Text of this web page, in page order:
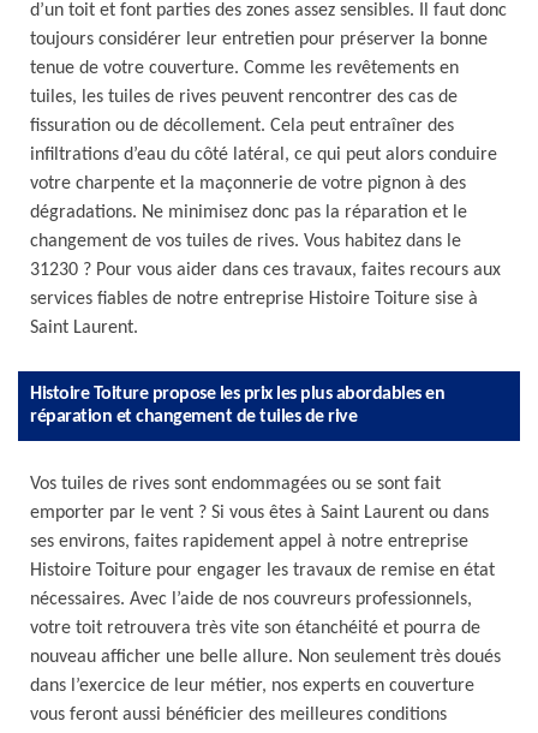
d’un toit et font parties des zones assez sensibles. Il faut donc
toujours considérer leur entretien pour préserver la bonne
tenue de votre couverture. Comme les revêtements en
tuiles, les tuiles de rives peuvent rencontrer des cas de
fissuration ou de décollement. Cela peut entraîner des
infiltrations d’eau du côté latéral, ce qui peut alors conduire
votre charpente et la maçonnerie de votre pignon à des
dégradations. Ne minimisez donc pas la réparation et le
changement de vos tuiles de rives. Vous habitez dans le
31230 ? Pour vous aider dans ces travaux, faites recours aux
services fiables de notre entreprise Histoire Toiture sise à
Saint Laurent.
Histoire Toiture propose les prix les plus abordables en
réparation et changement de tuiles de rive
Vos tuiles de rives sont endommagées ou se sont fait
emporter par le vent ? Si vous êtes à Saint Laurent ou dans
ses environs, faites rapidement appel à notre entreprise
Histoire Toiture pour engager les travaux de remise en état
nécessaires. Avec l’aide de nos couvreurs professionnels,
votre toit retrouvera très vite son étanchéité et pourra de
nouveau afficher une belle allure. Non seulement très doués
dans l’exercice de leur métier, nos experts en couverture
vous feront aussi bénéficier des meilleures conditions